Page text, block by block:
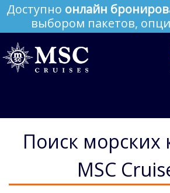
Доступно онлайн
выбором пакетов,
Поиск морских
MSC